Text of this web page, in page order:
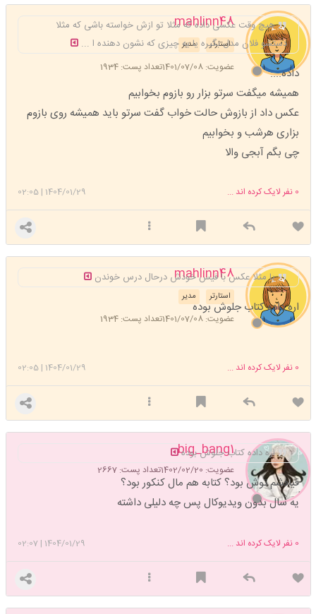
mahlinn48
مدیر استارتر
عضویت: 1401/07/08 تعداد پست: 1934
هیچ وقت عکسی داده که مثلا تو ازش خواسته باشی که مثلا
دستشو فلان مدل بگیره یا یه چیزی که نشون دهنده ا ...
داده....
همیشه میگفت سرتو بزار رو بازوم بخوابیم
عکس داد از بازوش حالت خواب گفت سرتو باید همیشه روی بازوم
بزاری هرشب و بخوابیم
چی بگم آبجی والا
1404/01/29
|
02:05 0 نفر لایک کرده اند ...
mahlinn48
مدیر استارتر
عضویت: 1401/07/08 تعداد پست: 1934
یا مثلا عکس با فیس خودش درحال درس خوندن
اره داده کتاب جلوش بوده
1404/01/29
|
02:05 0 نفر لایک کرده اند ...
big_bang1
عضویت: 1402/02/20 تعداد پست: 2667
اره داده کتاب جلوش بوده
قیافشم توش بود؟ کتابه هم مال کنکور بود؟
یه سال بدون ویدیوکال پس چه دلیلی داشته
1404/01/29
|
02:07 0 نفر لایک کرده اند ...